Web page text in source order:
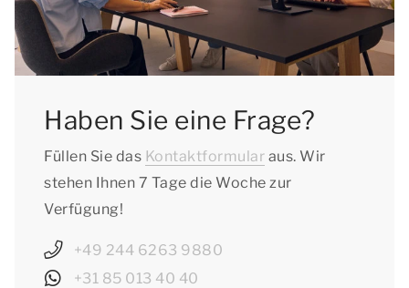
Haben Sie eine Frage?
Füllen Sie das Kontaktformular aus. Wir
stehen Ihnen 7 Tage die Woche zur
Verfügung!
+49 244 6263 9880
+31 85 013 40 40